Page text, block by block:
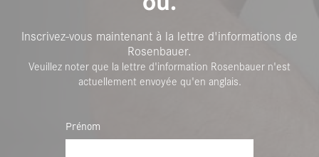
Inscrivez-vous maintenant à la lettre d'informations de
Rosenbauer.
Veuillez noter que la lettre d'information Rosenbauer n'est
actuellement envoyée qu'en anglais.
Prénom